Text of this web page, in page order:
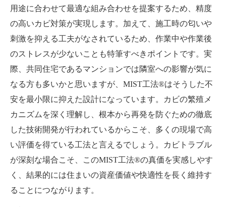
用途に合わせて最適な組み合わせを提案するため、精度
の高いカビ対策が実現します。加えて、施工時の匂いや
刺激を抑える工夫がなされているため、作業中や作業後
のストレスが少ないことも特筆すべきポイントです。実
際、共同住宅であるマンションでは隣室への影響が気に
なる方も多いかと思いますが、MIST工法®はそうした不
安を最小限に抑えた設計になっています。カビの繁殖メ
カニズムを深く理解し、根本から再発を防ぐための徹底
した技術開発が行われているからこそ、多くの現場で高
い評価を得ている工法と言えるでしょう。カビトラブル
が深刻な場合こそ、このMIST工法®の真価を実感しやす
く、結果的には住まいの資産価値や快適性を長く維持す
ることにつながります。